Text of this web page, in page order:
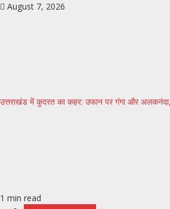
August 7, 2026
उत्तराखंड में कुदरत का कहर: उफान पर गंगा और
1 min read